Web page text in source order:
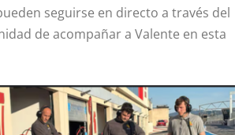
seguirse en directo a través del
de acompañar a Valente en esta